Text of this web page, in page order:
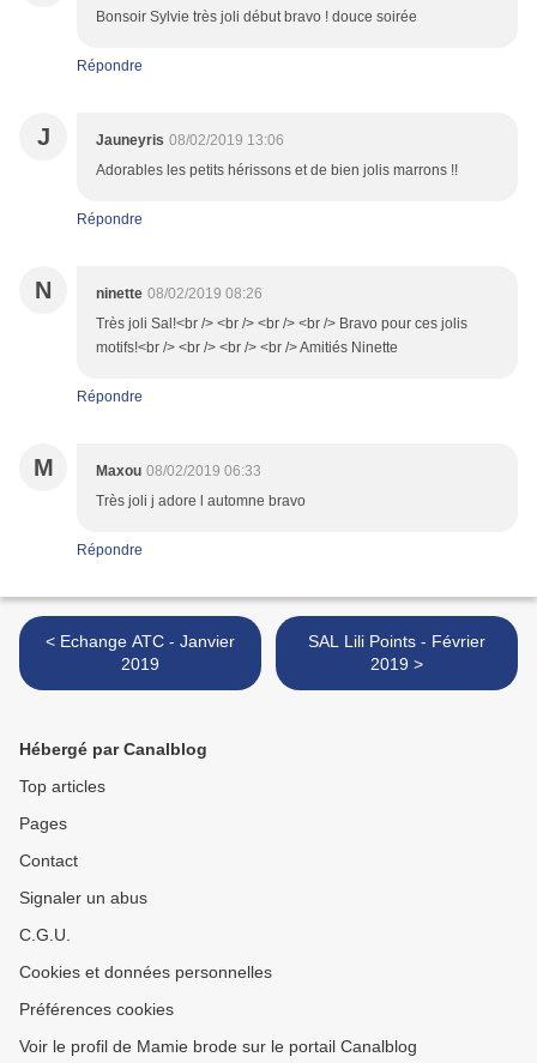
Bonsoir Sylvie très joli début bravo ! douce soirée
Répondre
J Jauneyris 08/02/2019 13:06
Adorables les petits hérissons et de bien jolis marrons !!
Répondre
N ninette 08/02/2019 08:26
Très joli Sal!<br /> <br /> <br /> <br /> Bravo pour ces jolis
motifs!<br /> <br /> <br /> <br /> Amitiés Ninette
Répondre
M Maxou 08/02/2019 06:33
Très joli j adore l automne bravo
Répondre
< Echange ATC - Janvier
2019
SAL Lili Points - Février
2019 >
Hébergé par Canalblog
Top articles
Pages
Contact
Signaler un abus
C.G.U.
Cookies et données personnelles
Préférences cookies
Voir le profil de Mamie brode sur le portail Canalblog